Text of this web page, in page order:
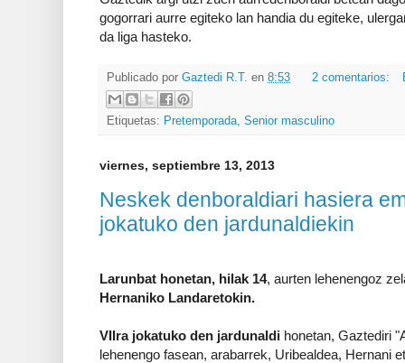
gogorrari aurre egiteko lan handia du egiteke,
da liga hasteko.
Publicado por Gaztedi R.T. en 8:53 2 comentarios:
Etiquetas: Pretemporada, Senior masculino
viernes, septiembre 13, 2013
Neskek denboraldiari hasiera
jokatuko den jardunaldiekin
Larunbat honetan, hilak 14, aurten lehenengoz
Hernaniko Landaretokin.
VIIra jokatuko den jardunaldi honetan, Gaztediri
lehenengo fasean, arabarrek, Uribealdea, Hernani